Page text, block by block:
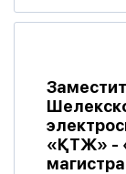
«ҚТЖ» -